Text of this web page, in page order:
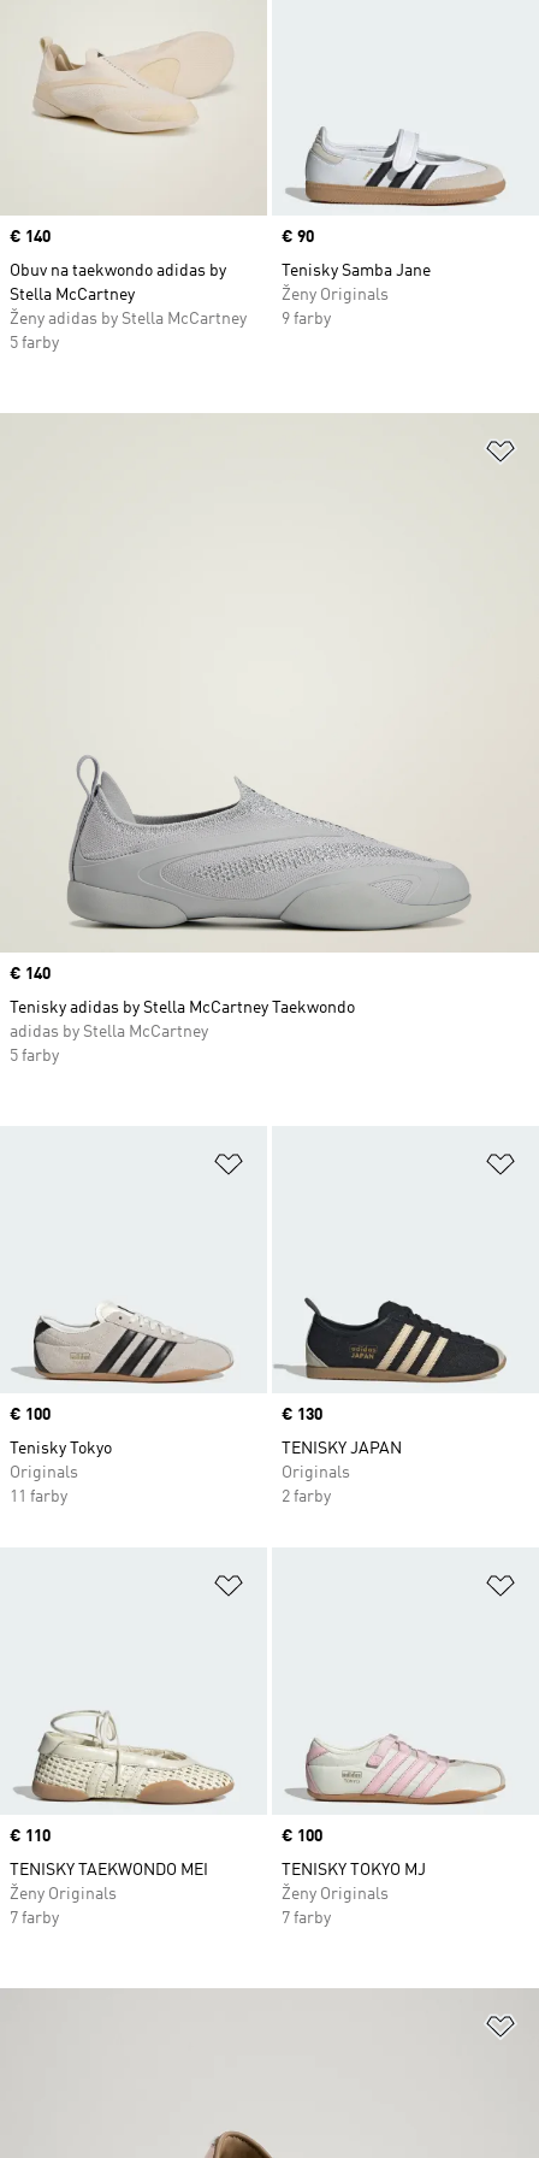
Price
€ 140
Obuv na taekwondo adidas by
Stella McCartney
Ženy adidas by Stella McCartney
5 farby
Price
€ 90
Tenisky Samba Jane
Ženy Originals
9 farby
Pridať do zoznamu želaných
Price
€ 100
Tenisky Tokyo
Originals
11 farby
Price
€ 130
TENISKY JAPAN
Originals
2 farby
Pridať do zoznamu želaných
Price
€ 110
TENISKY TAEKWONDO MEI
Ženy Originals
7 farby
Price
€ 100
TENISKY TOKYO MJ
Ženy Originals
7 farby
Price
€ 140
Tenisky adidas by Stella McCartney Taekwondo
adidas by Stella McCartney
5 farby